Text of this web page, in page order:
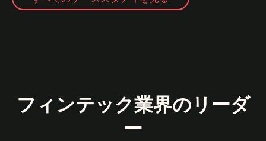
フィンテック業界のリーダ
ー